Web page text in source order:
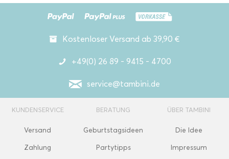
Kostenloser Versand ab 39,90 €
+49(0) 26 89 - 9415 - 4700
service@tambini.de
KUNDENSERVICE
Versand
Zahlung
BERATUNG
Geburtstagsideen
Partytipps
ÜBER TAMBINI
Die Idee
Impressum